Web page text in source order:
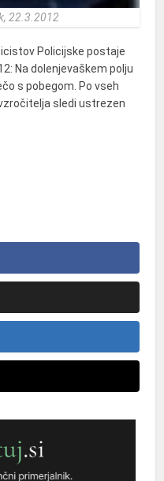
22.3.2012
Policijske postaje
Na dolenjevaškem polju
s pobegom. Po vseh
sledi ustrezen